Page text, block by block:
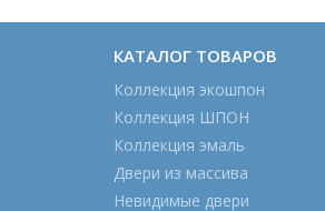
КАТАЛОГ ТОВАРОВ
Коллекция экошпон
Коллекция ШПОН
Коллекция эмаль
Двери из массива
Невидимые двери